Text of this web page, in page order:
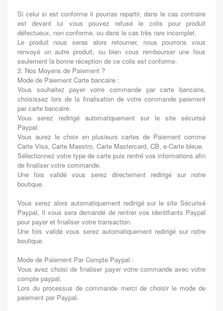
Si celui si est conforme il pourras repartir, dans le cas contraire
est devant lui vous pouvez refusé le colis pour produit
défectueux, non conforme, ou dans le cas très rare incomplet.
Le produit nous seras alors retourner, nous pourrons vous
renvoyé un autre produit, ou bien vous rembourser une fous
seulement la bonne réception de ce colis est conforme.
2. Nos Moyens de Paiement ?
Mode de Paiement Carte bancaire :
Vous souhaitez payer votre commande par carte bancaire,
choisissez lors de la finalisation de votre commande paiement
par carte bancaire.
Vous serez redirigé automatiquement sur le site sécurisé
Paypal.
Vous aurez le choix en plusieurs cartes de Paiement comme
Carte Visa, Carte Maestro, Carte Mastercard, CB, e-Carte bleue.
Sélectionnez votre type de carte puis rentré vos informations afin
de finaliser votre commande.
Une fois validé vous serez directement redirigé sur notre
boutique.
Vous serez alors automatiquement redirigé sur le site Sécurisé
Paypal, Il vous sera demandé de rentrer vos identifiants Paypal
pour payer et finaliser votre transaction.
Une fois validé vous serez automatiquement redirigé sur notre
boutique.
Mode de Paiement Par Compte Paypal :
Vous avez choisi de finaliser payer votre commande avec votre
compte paypal,
Lors du processus de commande merci de choisir le mode de
paiement par Paypal.